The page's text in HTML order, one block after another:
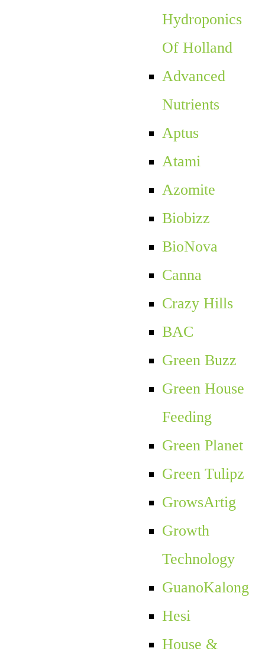
Hydroponics
Of Holland
Advanced
Nutrients
Aptus
Atami
Azomite
Biobizz
BioNova
Canna
Crazy Hills
BAC
Green Buzz
Green House
Feeding
Green Planet
Green Tulipz
GrowsArtig
Growth
Technology
GuanoKalong
Hesi
House &